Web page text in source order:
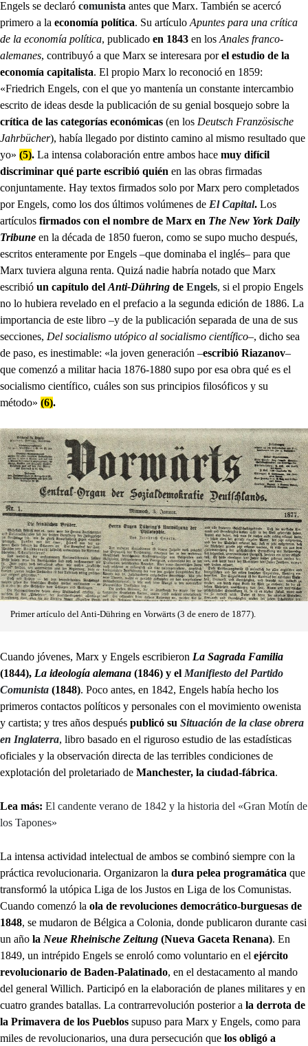
Engels se declaró comunista antes que Marx. También se acercó
primero a la economía política. Su artículo Apuntes para una crítica
de la economía política, publicado en 1843 en los Anales franco-
alemanes, contribuyó a que Marx se interesara porel estudio de la
economía capitalista. El propio Marx lo reconoció en 1859:
«Friedrich Engels, con el que yo mantenía un constante intercambio
escrito de ideas desde la publicación de su genial bosquejo sobre la
crítica de las categorías económicas (en los Deutsch Französische
Jahrbücher), había llegado por distinto camino al mismo resultado que
yo» (5). La intensa colaboración entre ambos hace muy difícil
discriminar qué parte escribió quién en las obras firmadas
conjuntamente. Hay textos firmados solo por Marx pero completados
por Engels, como los dos últimos volúmenes de El Capital. Los
artículos firmados con el nombre de Marx en The New York Daily
Tribune en la década de 1850 fueron, como se supo mucho después,
escritos enteramente por Engels –que dominaba el inglés– para que
Marx tuviera alguna renta. Quizá nadie habría notado que Marx
escribió un capítulo del Anti-Dühring de Engels, si el propio Engels
no lo hubiera revelado en el prefacio a la segunda edición de 1886. La
importancia de este libro –y de la publicación separada de una de sus
secciones, Del socialismo utópico al socialismo científico–, dicho sea
de paso, es inestimable: «la joven generación –escribió Riazanov–
que comenzó a militar hacia 1876-1880 supo por esa obra qué es el
socialismo científico, cuáles son sus principios filosóficos y su
método» (6).
Primer artículo del Anti-Dühring en Vorwärts (3 de enero de 1877).
Cuando jóvenes, Marx y Engels escribieron La Sagrada Familia
(1844), La ideología alemana (1846) y el Manifiesto del Partido
Comunista (1848). Poco antes, en 1842, Engels había hecho los
primeros contactos políticos y personales con el movimiento owenista
y cartista; y tres años después publicó su Situación de la clase obrera
en Inglaterra, libro basado en el riguroso estudio de las estadísticas
oficiales y la observación directa de las terribles condiciones de
explotación del proletariado de Manchester, la ciudad-fábrica.
Lea más: El candente verano de 1842 y la historia del «Gran Motín de
los Tapones»
La intensa actividad intelectual de ambos se combinó siempre con la
práctica revolucionaria. Organizaron la dura pelea programática que
transformó la utópica Liga de los Justos en Liga de los Comunistas.
Cuando comenzó la ola de revoluciones democrático-burguesas de
1848, se mudaron de Bélgica a Colonia, donde publicaron durante casi
un año la Neue Rheinische Zeitung (Nueva Gaceta Renana). En
1849, un intrépido Engels se enroló como voluntario en el ejército
revolucionario de Baden-Palatinado, en el destacamento al mando
del general Willich. Participó en la elaboración de planes militares y en
cuatro grandes batallas. La contrarrevolución posterior a la derrota de
la Primavera de los Pueblos supuso para Marx y Engels, como para
miles de revolucionarios, una dura persecución que los obligó a